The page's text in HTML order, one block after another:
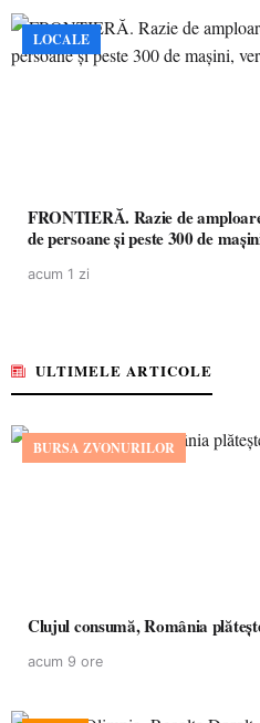
LOCALE
FRONTIERĂ. Razie de
de persoane și peste 300 de
acum 1 zi
ULTIMELE ARTICOLE
BURSA ZVONURILOR
Clujul consumă, România
acum 9 ore